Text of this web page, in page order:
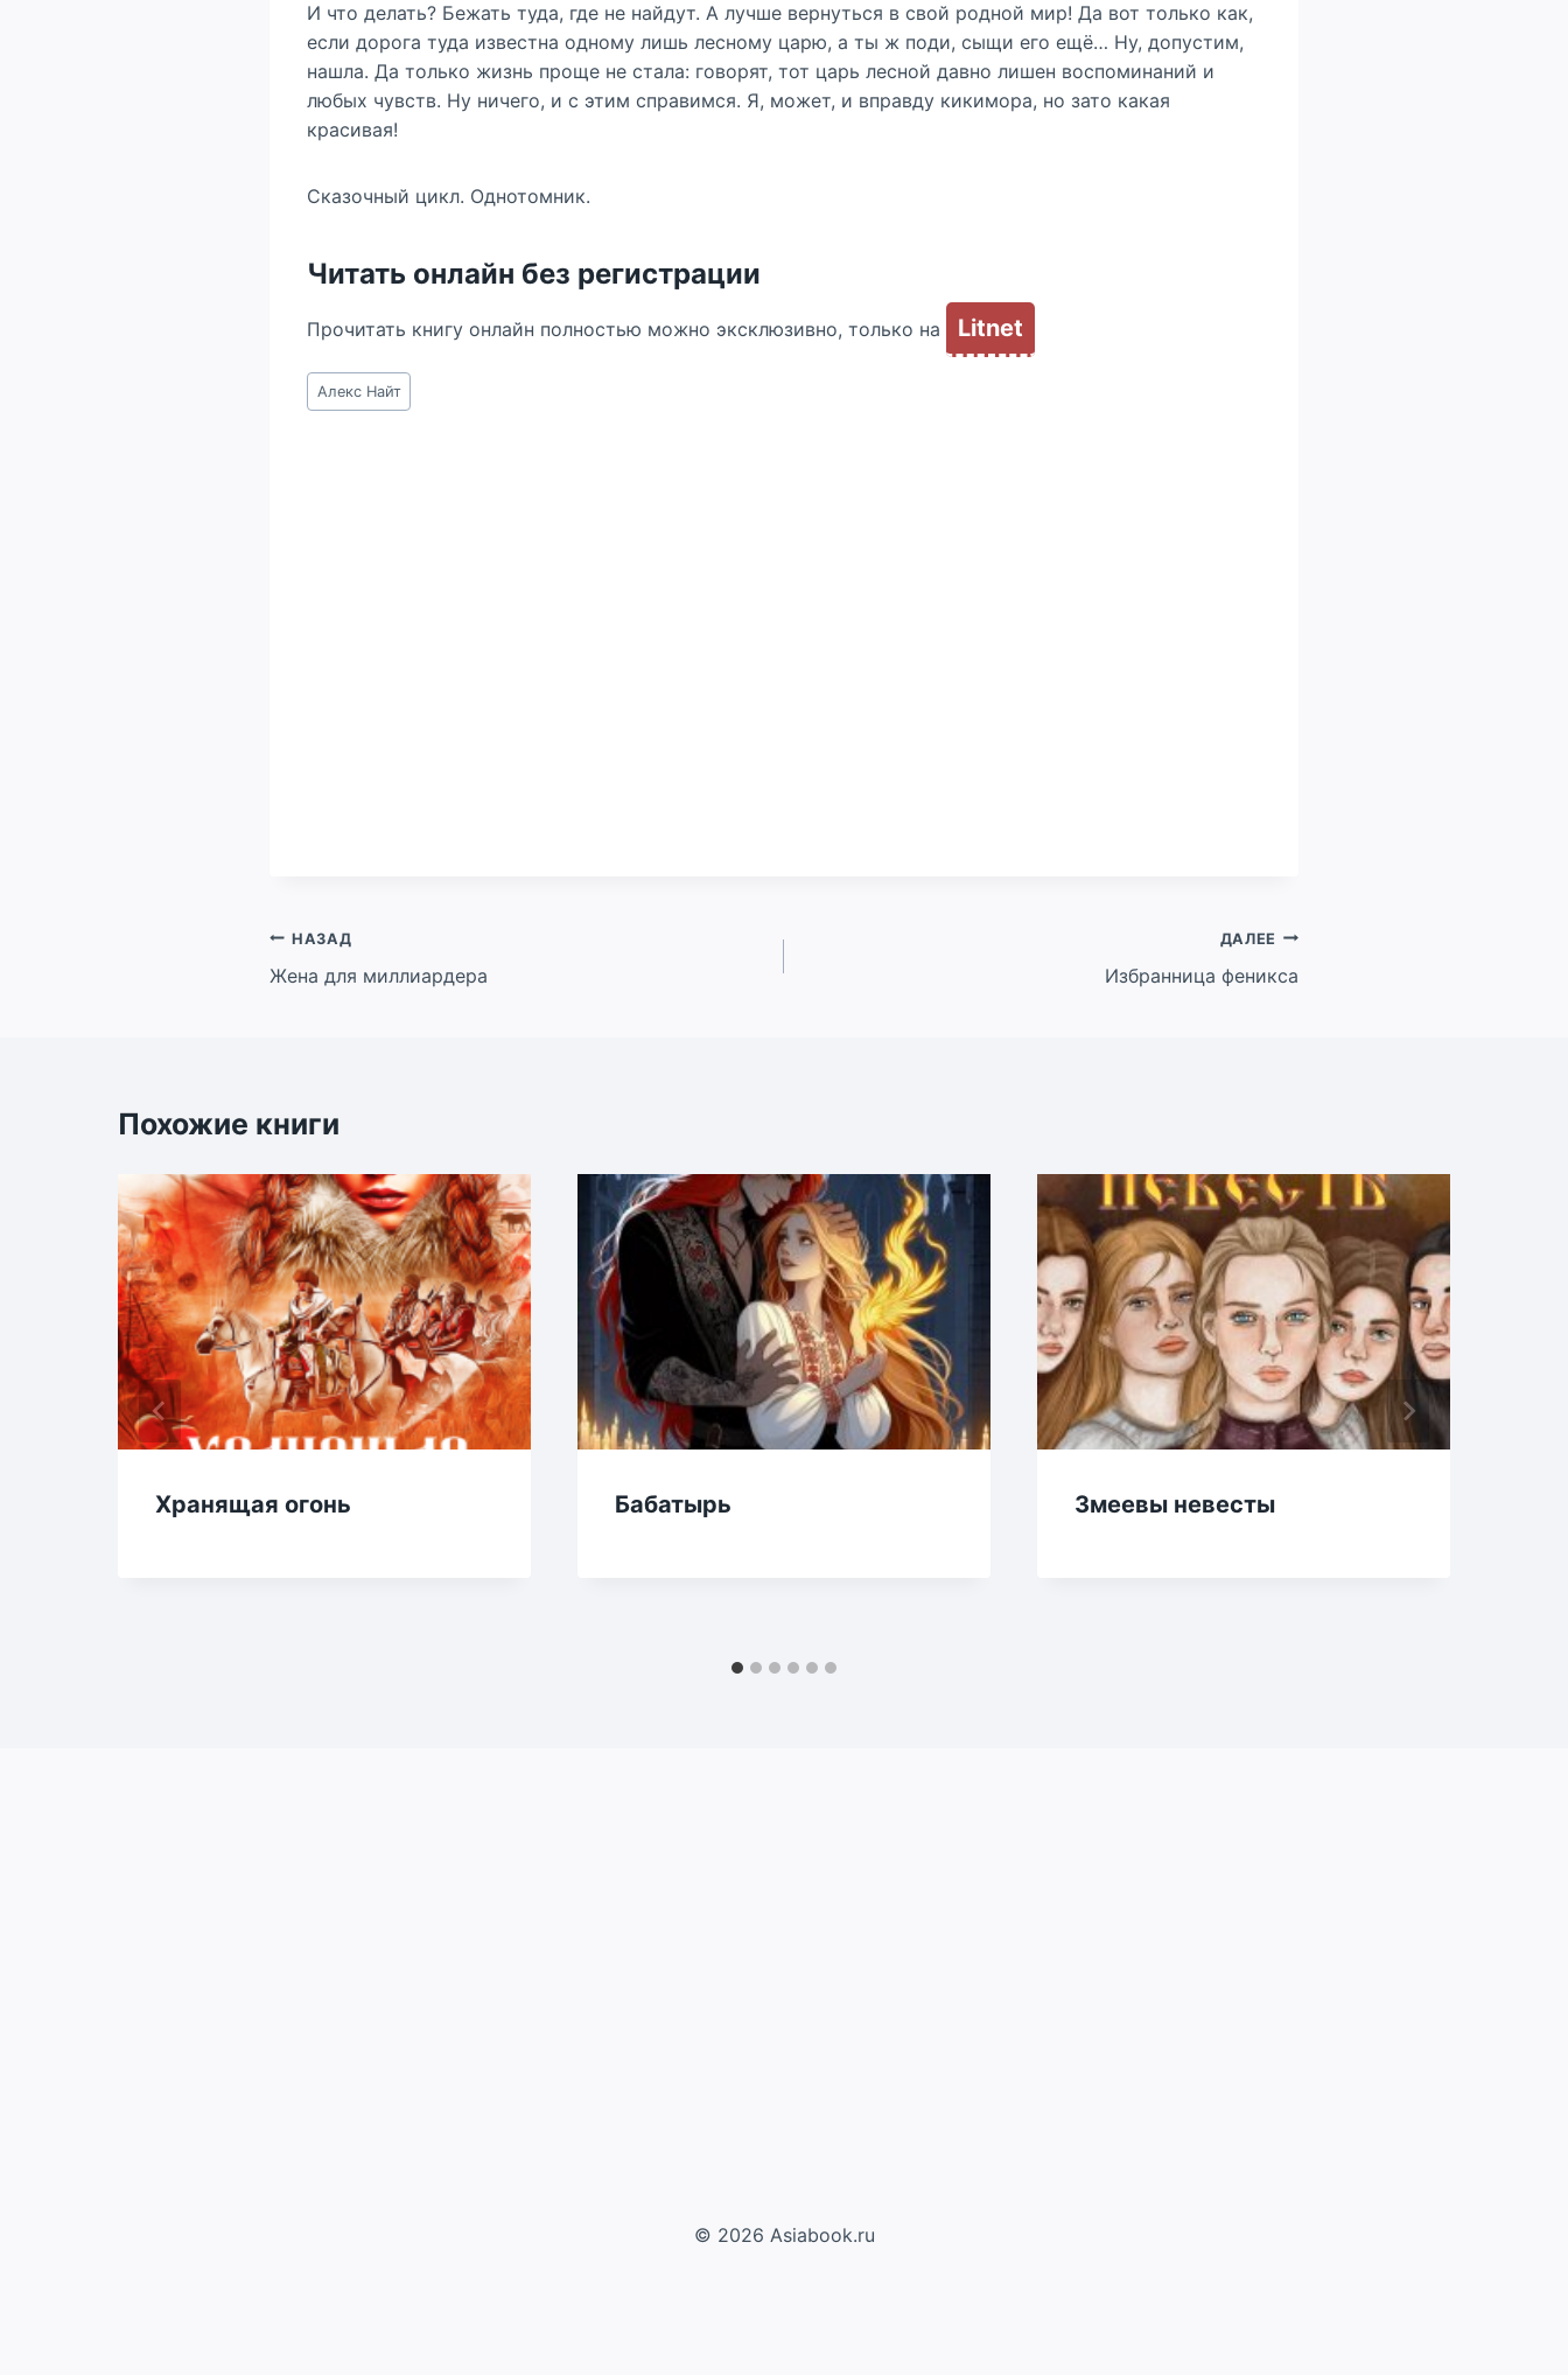
И что делать? Бежать туда, где не найдут. А лучше вернуться в свой родной мир! Да вот только как,
если дорога туда известна одному лишь лесному царю, а ты ж поди, сыщи его ещё… Ну, допустим,
нашла. Да только жизнь проще не стала: говорят, тот царь лесной давно лишен воспоминаний и
любых чувств. Ну ничего, и с этим справимся. Я, может, и вправду кикимора, но зато какая
красивая!
Сказочный цикл. Однотомник.
Читать онлайн без регистрации
Прочитать книгу онлайн полностью можно эксклюзивно, только на Litnet
Метки
записи:
Алекс Найт
Навигация
по
НАЗАД
Жена для миллиардера
ДАЛЕЕ
Избранница феникса
Похожие книги
Хранящая огонь Бабатырь Змеевы невесты
© 2026 Asiabook.ru